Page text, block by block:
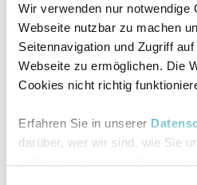
Wir verwenden nur notwendige
Webseite nutzbar zu machen
Seitennavigation und Zugriff
Webseite zu ermöglichen. Die
Cookies nicht richtig
Erfahren Sie in unserer
darüber, wer wir sind, wie Sie